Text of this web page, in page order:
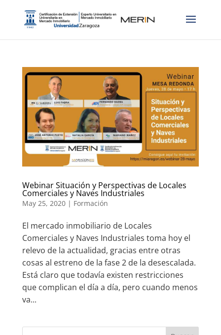
Webinar Situación y Perspectivas de Locales
Comerciales y Naves Industriales
May 25, 2020| Formación
El mercado inmobiliario de Locales
Comerciales y Naves Industriales toma hoy el
relevo de la actualidad, gracias entre otras
cosas al estreno de la fase 2 de la desescalada.
Está claro que todavía existen restricciones
que complican el día a día, pero cuando menos
va...